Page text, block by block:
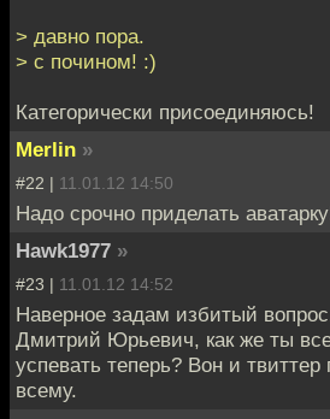
> давно пора.
> с почином! :)
Категорически присоединяюсь!
Merlin »
#22 | 11.01.12 14:50
Надо срочно приделать
Hawk1977 »
#23 | 11.01.12 14:52
Наверное задам избитый
Дмитрий Юрьевич, как же ты
успевать теперь? Вон и
всему.